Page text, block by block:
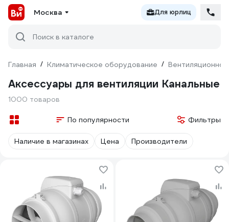
Москва Для юрлиц
Поиск в каталоге
Главная / Климатическое оборудование /
Аксессуары для вентиляции Канальные
1000 товаров
По популярности Фильтры
Наличие в магазинах Цена Производители